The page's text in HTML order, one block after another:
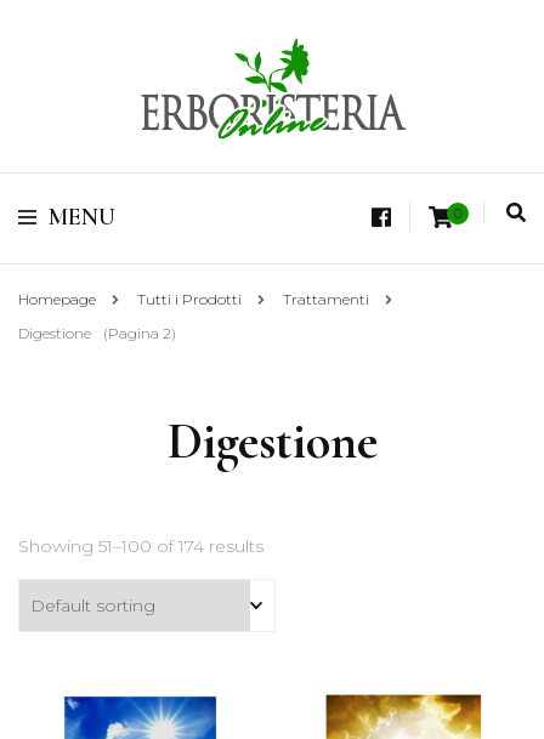
Erboristeria Shop
Online Tisane
Vendita di Botaniche, Erbe e Spezie Officinali, Tisane Terapeutiche Esclusive,
MENU 0
Homepage Tutti i Prodotti
Trattamenti
Digestione
(Pagina 2)
Digestione
Showing 51–100 of 174 results